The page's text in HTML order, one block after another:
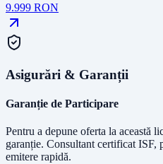
9.999 RON
Asigurări & Garanții
Garanție de Participare
Pentru a depune oferta la această
garanție. Consultant certificat ISF,
emitere rapidă.